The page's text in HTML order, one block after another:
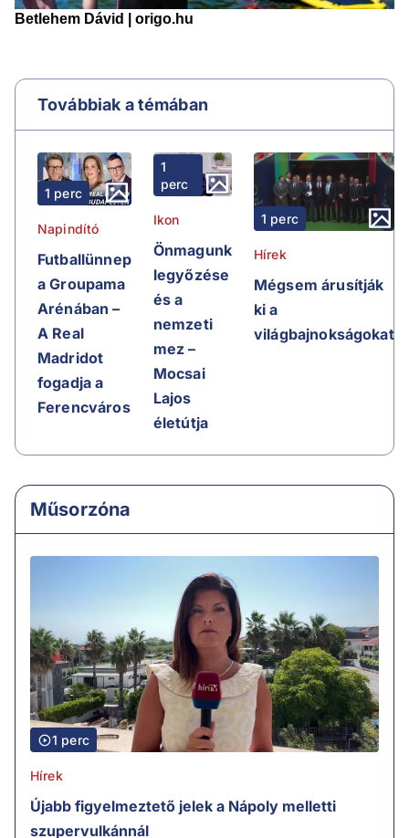
Továbbiak a témában
1 perc
Napindító
Futballünnep
a Groupama
Arénában –
A Real
Madridot
fogadja a
Ferencváros
1
perc
Ikon
Önmagunk
legyőzése
és a
nemzeti
mez –
Mocsai
Lajos
életútja
1 perc
Hírek
Mégsem árusítják
ki a
világbajnokságokat
Műsorzóna
1 perc
Hírek
Újabb figyelmeztető jelek a Nápoly melletti
szupervulkánnál